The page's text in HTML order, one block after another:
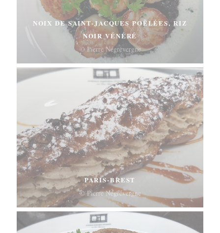
NOIX DE SAINT-JACQUES POÊLÉES, RIZ
NOIR VÉNÉRÉ
© Pierre Négrevergne
PARIS-BREST
© Pierre Négrevergne